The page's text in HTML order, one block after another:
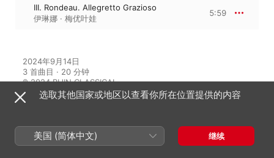
III. Rondeau. Allegretto Grazioso
伊琳娜 · 梅优叶娃
5:59
2024年9月14日
3 首曲目 · 20 分钟
℗ 2024 BIJIN CLASSICAL
来自专辑
选取其他国家或地区以查看你所在位置提供的内容
美国 (简体中文) 继续